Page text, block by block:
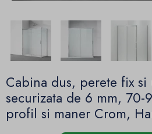
Cabina dus, perete fix si
securizata de 6 mm, 70-
profil si maner Crom,